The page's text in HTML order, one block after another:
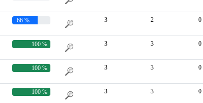
66 % 3 2 0
100 % 3 3 0
100 % 3 3 0
100 % 3 3 0